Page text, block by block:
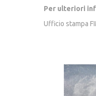
Per ulteriori
Ufficio stampa